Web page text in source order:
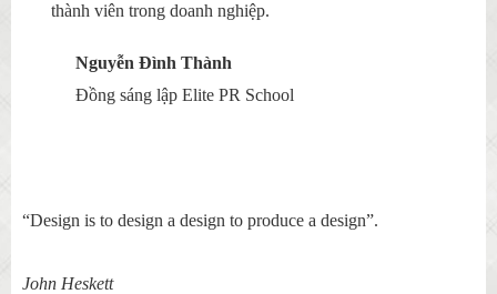
thành viên trong doanh nghiệp.
Nguyễn Đình Thành
Đồng sáng lập Elite PR School
“Design is to design a design to produce a design”.
John Heskett